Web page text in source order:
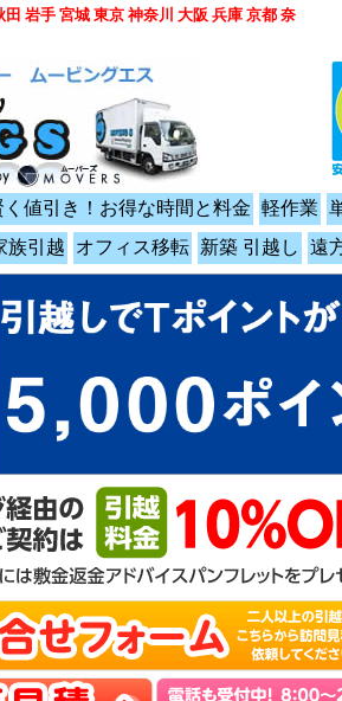
く値引き！お得な時間と料金 軽作業
族引越 オフィス移転 新築 引越し 遠
岩手 宮城 東京 神奈川 大阪 兵庫 京都 奈